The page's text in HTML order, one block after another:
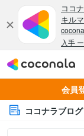
会員
ココナラブログ